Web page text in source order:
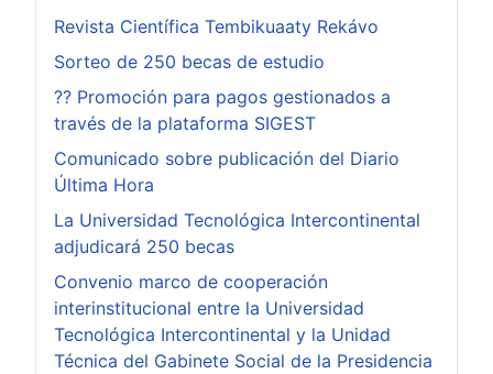
Revista Científica Tembikuaaty Rekávo
Sorteo de 250 becas de estudio
?? Promoción para pagos gestionados a
través de la plataforma SIGEST
Comunicado sobre publicación del Diario
Última Hora
La Universidad Tecnológica Intercontinental
adjudicará 250 becas
Convenio marco de cooperación
interinstitucional entre la Universidad
Tecnológica Intercontinental y la Unidad
Técnica del Gabinete Social de la Presidencia